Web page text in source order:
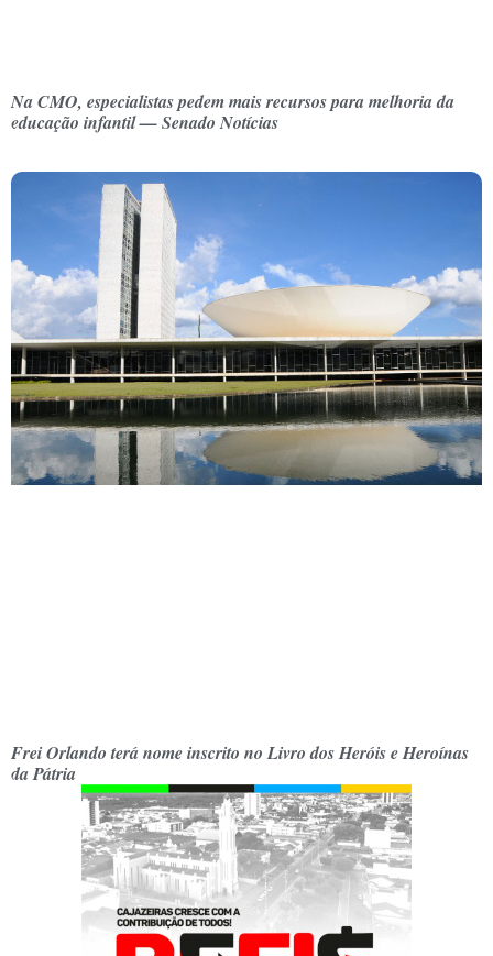
Na CMO, especialistas pedem mais recursos para melhoria da
educação infantil — Senado Notícias
Frei Orlando terá nome inscrito no Livro dos Heróis e Heroínas
da Pátria